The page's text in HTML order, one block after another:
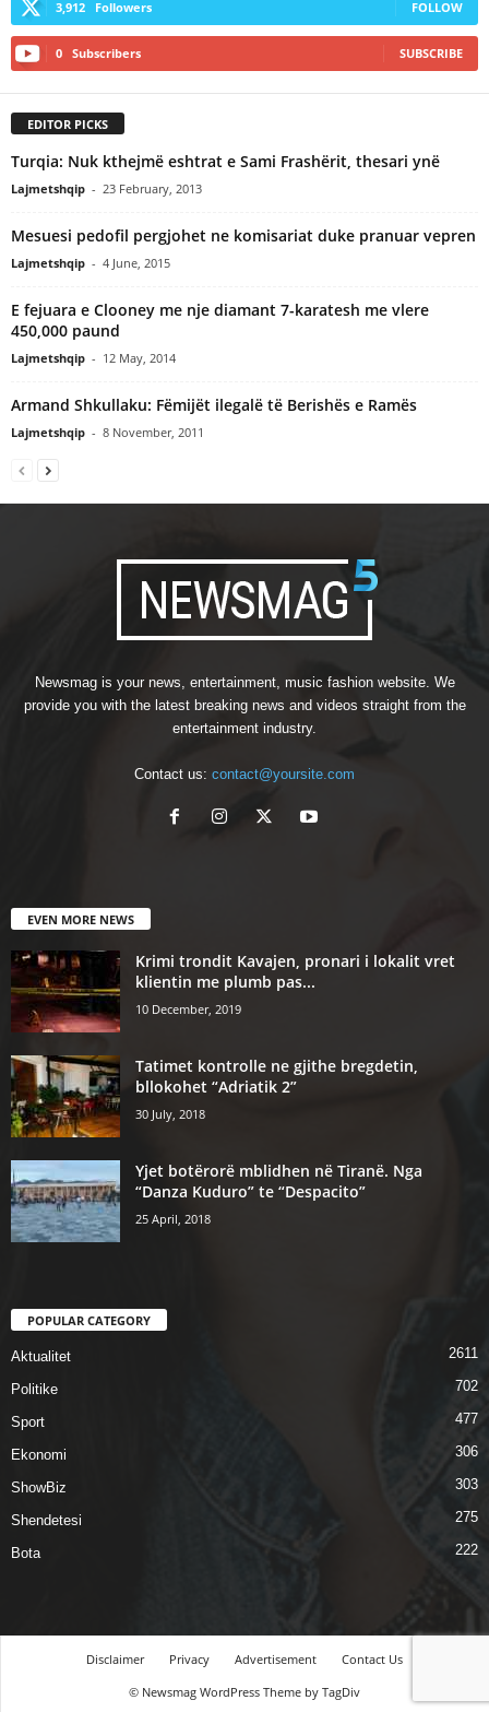
3,912 Followers FOLLOW
0 Subscribers SUBSCRIBE
EDITOR PICKS
Turqia: Nuk kthejmë eshtrat e Sami Frashërit, thesari ynë
Lajmetshqip - 23 February, 2013
Mesuesi pedofil pergjohet ne komisariat duke pranuar vepren
Lajmetshqip - 4 June, 2015
E fejuara e Clooney me nje diamant 7-karatesh me vlere
450,000 paund
Lajmetshqip - 12 May, 2014
Armand Shkullaku: Fëmijët ilegalë të Berishës e Ramës
Lajmetshqip - 8 November, 2011
Newsmag is your news, entertainment, music fashion website. We
provide you with the latest breaking news and videos straight from the
entertainment industry.
Contact us: contact@yoursite.com
EVEN MORE NEWS
Krimi trondit Kavajen, pronari i lokalit vret
klientin me plumb pas...
10 December, 2019
Tatimet kontrolle ne gjithe bregdetin,
bllokohet “Adriatik 2”
30 July, 2018
Yjet botërorë mblidhen në Tiranë. Nga
“Danza Kuduro” te “Despacito”
25 April, 2018
POPULAR CATEGORY
Aktualitet 2611
Politike 702
Sport 477
Ekonomi 306
ShowBiz 303
Shendetesi 275
Bota 222
Disclaimer Privacy Advertisement
Contact Us
© Newsmag WordPress Theme by TagDiv